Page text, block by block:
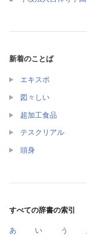
新着のことば
エキスポ
図々しい
超加工食品
テスクリアル
頭身
すべての辞書の索引
あ い う